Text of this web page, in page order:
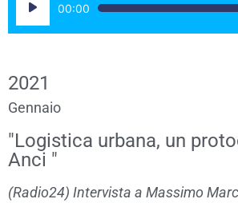
Player
00:00
2021
Gennaio
"Logistica urbana, un
Anci "
(Radio24) Intervista a Massimo